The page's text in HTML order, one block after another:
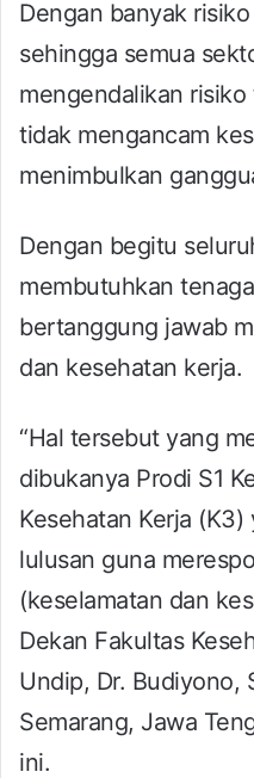
Dengan banyak
sehingga semua
mengendalikan
tidak mengancam
menimbulkan
Dengan begitu
membutuhkan
bertanggung jawab
dan kesehatan kerja.
“Hal tersebut yang
dibukanya Prodi S1
Kesehatan Kerja
lulusan guna
(keselamatan dan
Dekan Fakultas
Undip, Dr. Budiyono,
Semarang, Jawa
ini.